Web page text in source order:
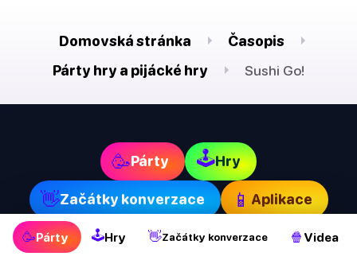
🥳Párty 🕹Hry 👋Začátky konverzace 🍿 Videa
Domovská stránka
Časopis
Párty hry a pijácké hry
Sushi Go!
🥳Párty 🕹Hry
👋Začátky konverzace 📱 Aplikace